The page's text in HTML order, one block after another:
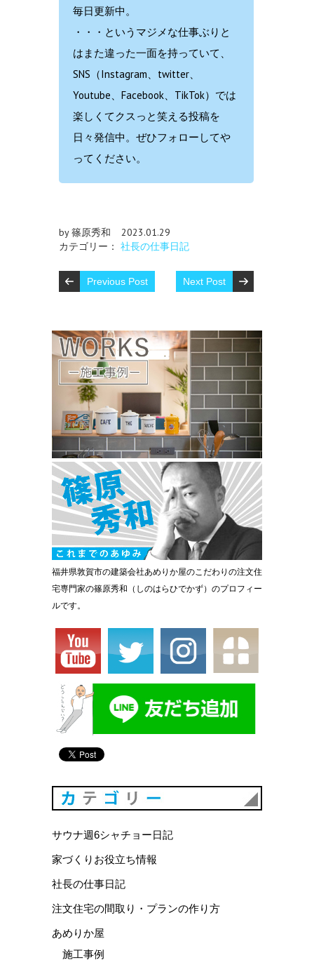
毎日更新中。
・・・というマジメな仕事ぶりと
はまた違った一面を持っていて、
SNS（Instagram、twitter、
Youtube、Facebook、TikTok）では
楽しくてクスっと笑える投稿を
日々発信中。ぜひフォローしてや
ってください。
by 篠原秀和
2023.01.29
カテゴリー： 社長の仕事日記
Previous Post Next Post
福井県敦賀市の建築会社あめりか屋のこだわりの注文住
宅専門家の篠原秀和（しのはらひでかず）のプロフィー
ルです。
サウナ週6シャチョー日記
家づくりお役立ち情報
社長の仕事日記
注文住宅の間取り・プランの作り方
あめりか屋
施工事例